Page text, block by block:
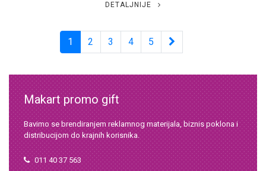
DETALJNIJE
1 2 3 4 5
Makart promo gift
Bavimo se brendiranjem reklamnog materijala, biznis poklona i
distribucijom do krajnih korisnika.
011 40 37 563